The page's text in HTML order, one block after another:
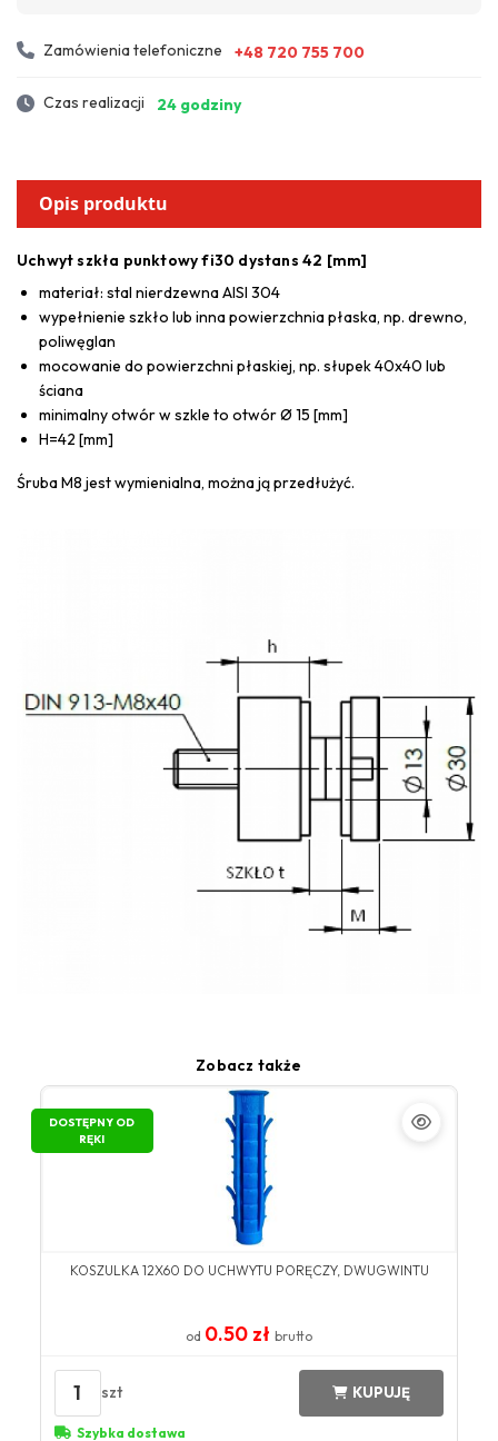
Zamówienia telefoniczne +48 720 755 700
Czas realizacji 24 godziny
Opis produktu
Uchwyt szkła punktowy fi30 dystans 42 [mm]
materiał: stal nierdzewna AISI 304
wypełnienie szkło lub inna powierzchnia płaska, np. drewno,
poliwęglan
mocowanie do powierzchni płaskiej, np. słupek 40x40 lub
ściana
minimalny otwór w szkle to otwór Ø 15 [mm]
H=42 [mm]
Śruba M8 jest wymienialna, można ją przedłużyć.
Zobacz także
DOSTĘPNY OD
RĘKI
KOSZULKA 12X60 DO UCHWYTU PORĘCZY, DWUGWINTU
od 0.50 zł brutto
1 szt KUPUJĘ
Szybka dostawa